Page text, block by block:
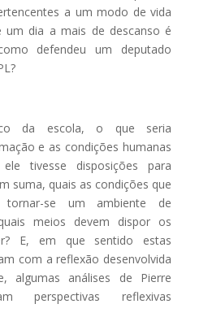
a um modo de vida
um dia a mais de descanso é
defendeu um deputado
da escola, o que seria
e as condições humanas
tivesse disposições para
suma, quais as condições que
se um ambiente de
meios devem dispor os
E, em que sentido estas
com a reflexão desenvolvida
algumas análises de Pierre
perspectivas reflexivas